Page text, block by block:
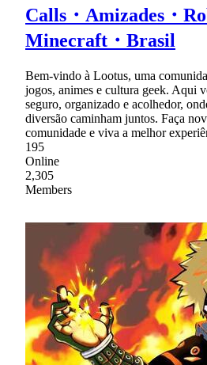
Calls・Amizades・
Minecraft・Brasil
Bem-vindo à Lootus, uma
jogos, animes e cultura geek. Aqui
seguro, organizado e acolhedor,
diversão caminham juntos. Faça
comunidade e viva a melhor
195
Online
2,305
Members